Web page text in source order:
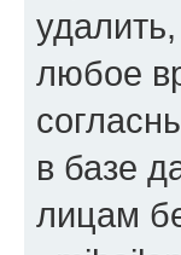
любое
в базе
лицам